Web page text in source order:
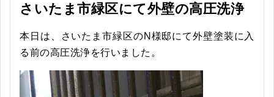
さいたま市緑区にて外壁の高圧洗浄
本日は、さいたま市緑区のN様邸にて外壁塗装に入
る前の高圧洗浄を行いました。